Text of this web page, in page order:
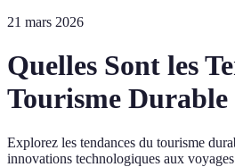
21 mars 2026
Quelles Sont les
Tourisme Durable
Explorez les tendances du tourisme
innovations technologiques aux voyages